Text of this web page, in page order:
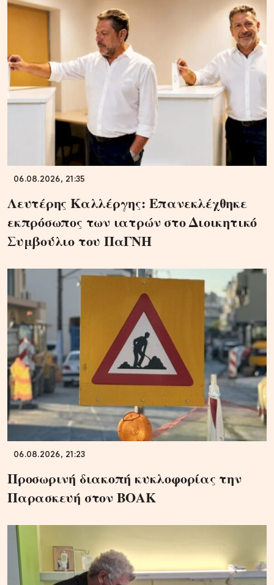
06.08.2026, 21:35
Λευτέρης Καλλέργης: Επανεκλέχθηκε
εκπρόσωπος των ιατρών στο Διοικητικό
Συμβούλιο του ΠαΓΝΗ
06.08.2026, 21:23
Προσωρινή διακοπή κυκλοφορίας την
Παρασκευή στον ΒΟΑΚ